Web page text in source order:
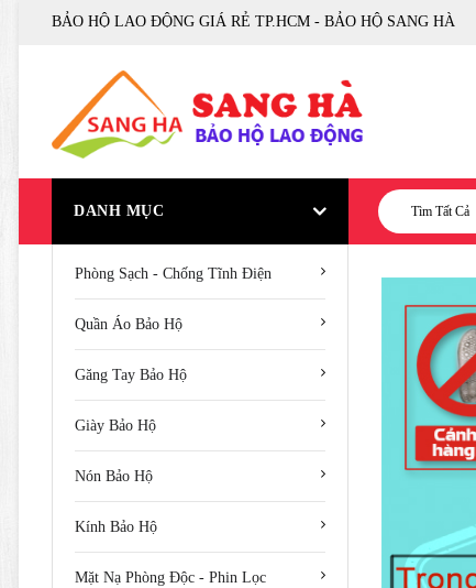
BẢO HỘ LAO ĐỘNG GIÁ RẺ TP.HCM - BẢO HỘ SANG HÀ
DANH MỤC Tìm Tất Cả
Phòng Sạch - Chống Tĩnh Điện
Quần Áo Bảo Hộ
Găng Tay Bảo Hộ
Giày Bảo Hộ
Nón Bảo Hộ
Kính Bảo Hộ
Mặt Nạ Phòng Độc - Phin Lọc